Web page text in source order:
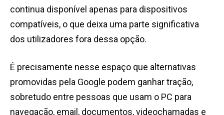
continua disponível apenas para dispositivos
compatíveis, o que deixa uma parte significativa
dos utilizadores fora dessa opção.
É precisamente nesse espaço que alternativas
promovidas pela Google podem ganhar tração,
sobretudo entre pessoas que usam o PC para
navegação, email, documentos, videochamadas e